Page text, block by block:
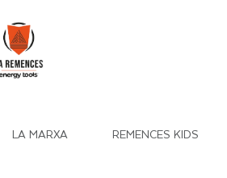
LA MARXA REMENCES KIDS